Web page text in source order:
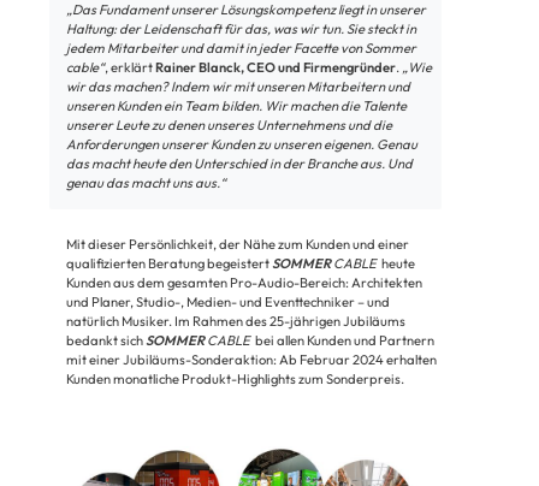
„Das Fundament unserer Lösungskompetenz liegt in unserer
Haltung: der Leidenschaft für das, was wir tun. Sie steckt in
jedem Mitarbeiter und damit in jeder Facette von Sommer
cable“, erklärtRainer Blanck, CEO und Firmengründer. „Wie
wir das machen? Indem wir mit unseren Mitarbeitern und
unseren Kunden ein Team bilden. Wir machen die Talente
unserer Leute zu denen unseres Unternehmens und die
Anforderungen unserer Kunden zu unseren eigenen. Genau
das macht heute den Unterschied in der Branche aus. Und
genau das macht uns aus.“
Mit dieser Persönlichkeit, der Nähe zum Kunden und einer
qualifizierten Beratung begeistertSOMMERCABLEheute
Kunden aus dem gesamten Pro-Audio-Bereich: Architekten
und Planer, Studio-, Medien- und Eventtechniker – und
natürlich Musiker. Im Rahmen des 25-jährigen Jubiläums
bedankt sichSOMMERCABLE bei allen Kunden und Partnern
mit einer Jubiläums-Sonderaktion: Ab Februar 2024 erhalten
Kunden monatliche Produkt-Highlights zum Sonderpreis.